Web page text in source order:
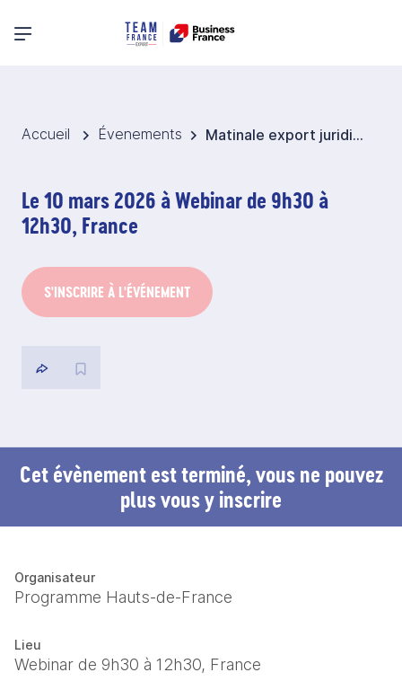
Menu principal
Accueil Évenements Matinale export juridique et réglementaire - Prestation de services en Belgique
Le 10 mars 2026 à Webinar de 9h30 à
12h30, France
S'INSCRIRE À L'ÉVÉNEMENT
Cet évènement est terminé, vous ne pouvez
plus vous y inscrire
Organisateur
Programme Hauts-de-France
Lieu
Webinar de 9h30 à 12h30, France